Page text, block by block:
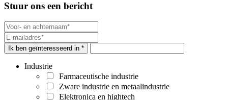
Stuur ons een bericht
Ik ben geïnteresseerd in *
Industrie
Farmaceutische industrie
Zware industrie en metaalindustrie
Elektronica en hightech